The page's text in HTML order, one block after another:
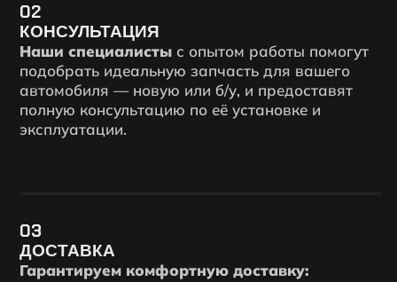
02
КОНСУЛЬТАЦИЯ
Наши специалистыс опытом работы помогут
подобрать идеальную запчасть для вашего
автомобиля — новую или б/у, и предоставят
полную консультацию по её установке и
эксплуатации.
03
ДОСТАВКА
Гарантируем комфортную доставку: